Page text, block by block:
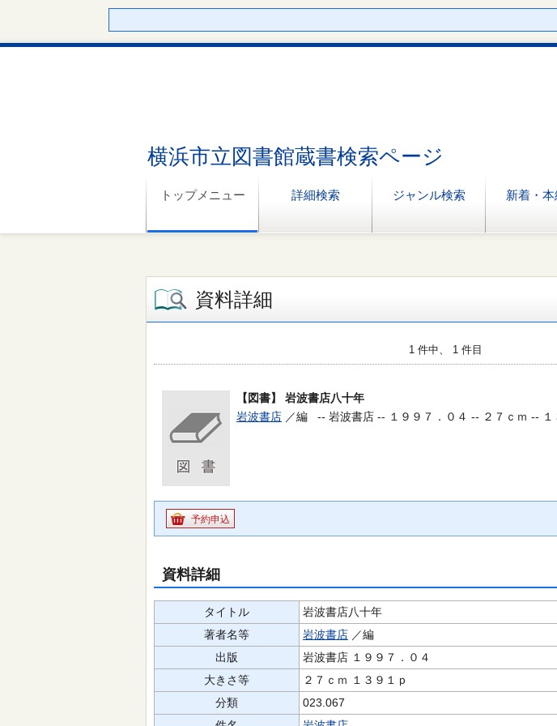
横浜市立図書館蔵書検索ページ
トップメニュー 詳細検索 ジャンル検索 新着・本
資料詳細
1 件中、 1 件目
【図書】
岩波書店八十年
岩波書店 ／編 -- 岩波書店 -- １９９７．０４ -- ２７ｃｍ -- １
予約申込
資料詳細
タイトル
岩波書店八十年
著者名等
岩波書店 ／編
出版
岩波書店 １９９７．０４
大きさ等
２７ｃｍ １３９１ｐ
分類
023.067